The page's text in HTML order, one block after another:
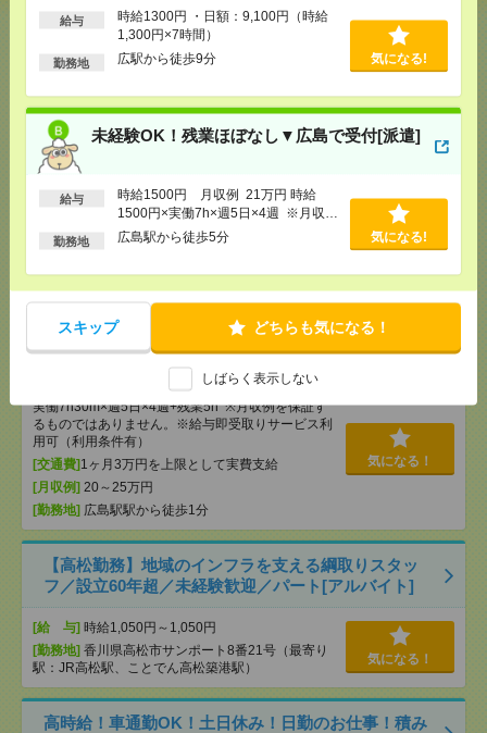
給与
時給1300円 ・日額：9,100円（時給
1,300円×7時間）
勤務地 広駅から徒歩9分 気になる!
未経験OK！残業ほぼなし▼広島で受付[派遣]
給与
時給1500円 月収例 21万円 時給
1500円×実働7h×週5日×4週 ※月収例
を保証するものではありません。※給
勤務地 広島駅から徒歩5分 気になる!
スキップ どちらも気になる！
しばらく表示しない
[給 与]
時給1300円 ・日額：9,100円（時給1,300
円×7時間）
・自転車通勤可 ・車通勤可(駐車場無料)
気になる！
未経験OK！残業ほぼなし▼広島で受付[派遣]
[給 与]時給1500円 月収例 21万円 時給1500円×
実働7h×週5日×4週 ※月収例を保証するものではあ
りません。※給与即受取りサービス利用可（利用条
[交通費]1ヶ月3万円を上限として実費支給
[勤務地]広島駅から徒歩5分
気になる！
未経験OK！残業ほぼなし▼広島駅での受付[派遣]
時給1400円 月収例 21万円 時給1400円×
実働7h30m×週5日×4週+残業5h ※月収例を保証す
るものではありません。※給与即受取りサービス利
用可（利用条件有）
[交通費] 1ヶ月3万円を上限として実費支給
[月収例] 20～25万円
[勤務地] 広島駅駅から徒歩1分
気になる！
【高松勤務】地域のインフラを支える綱取りスタッ
フ／設立60年超／未経験歓迎／パート[アルバイト]
[給 与] 時給1,050円～1,050円
[勤務地] 香川県高松市サンポート8番21号（最寄り
駅：JR高松駅、ことでん高松築港駅）
気になる！
高時給！車通勤OK！土日休み！日勤のお仕事！積み